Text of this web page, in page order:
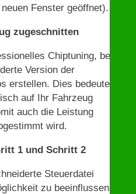
Fenster geöffnet).
zugeschnitten
Chiptuning, bei
Version der
erstellen. Dies bedeutet,
auf Ihr Fahrzeug
auch die Leistung
wird.
1 und Schritt 2
Steuerdatei
zu beeinflussen,